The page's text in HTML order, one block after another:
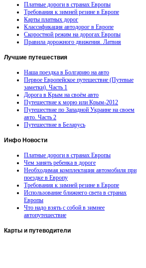
Платные дороги в странах Европы
Требования к зимней резине в Европе
Карты платных дорог
Классификация автодорог в Европе
Скоростной режим на дорогах Европы
Правила дорожного движения. Латвия
Лучшие путешествия
Наша поездка в Болгарию на авто
Первое Европейское путешествие (Путевые
заметки). Часть 1
Дорога в Крым на своём авто
Путешествие к морю или Крым-2012
Путешествие по Западной Украине на своем
авто. Часть 2
Путешествие в Беларусь
Инфо Новости
Платные дороги в странах Европы
Чем занять ребенка в дороге
Необходимая комплектация автомобиля при
поездке в Европу
Требования к зимней резине в Европе
Использование ближнего света в странах
Европы
Что надо взять с собой в зимнее
автопутешествие
Карты и путеводители